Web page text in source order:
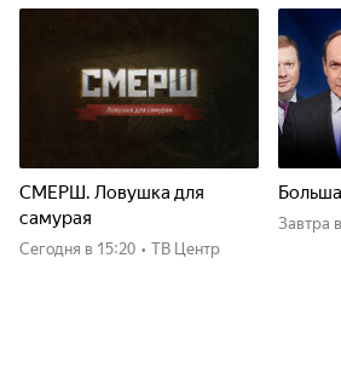
СМЕРШ. Ловушка для
самурая
Сегодня в 15:20 • ТВ Центр
Завтра